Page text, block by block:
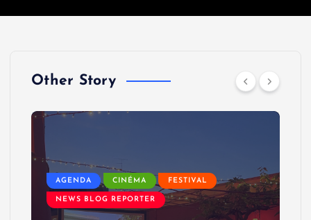
Other Story
AGENDA CINÉMA FESTIVAL
NEWS BLOG REPORTER